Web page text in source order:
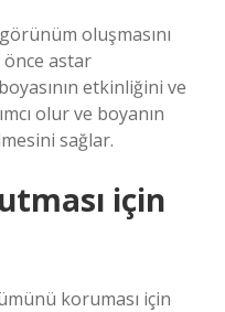
oluşmasını
astar
etkinliğini ve
olur ve boyanın
sağlar.
için
koruması için